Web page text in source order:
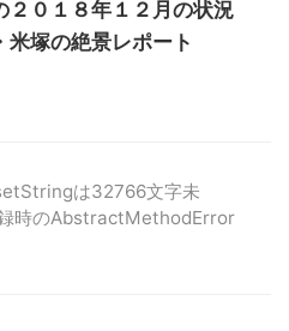
２０１８年１２月の状況
米塚の絶景レポート
は32766文字未
時のAbstractMethodError